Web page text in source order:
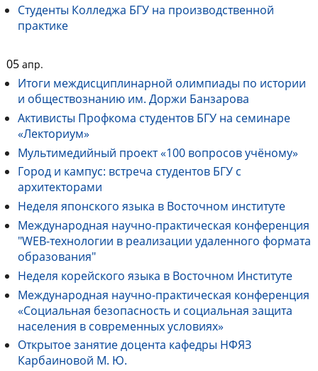
Студенты Колледжа БГУ на производственной
практике
05 апр.
Итоги междисциплинарной олимпиады по истории
и обществознанию им. Доржи Банзарова
Активисты Профкома студентов БГУ на семинаре
«Лекториум»
Мультимедийный проект «100 вопросов учёному»
Город и кампус: встреча студентов БГУ с
архитекторами
Неделя японского языка в Восточном институте
Международная научно-практическая конференция
"WEB-технологии в реализации удаленного формата
образования"
Неделя корейского языка в Восточном Институте
Международная научно-практическая конференция
«Социальная безопасность и социальная защита
населения в современных условиях»
Открытое занятие доцента кафедры НФЯЗ
Карбаиновой М. Ю.